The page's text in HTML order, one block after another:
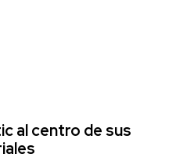
al centro de sus